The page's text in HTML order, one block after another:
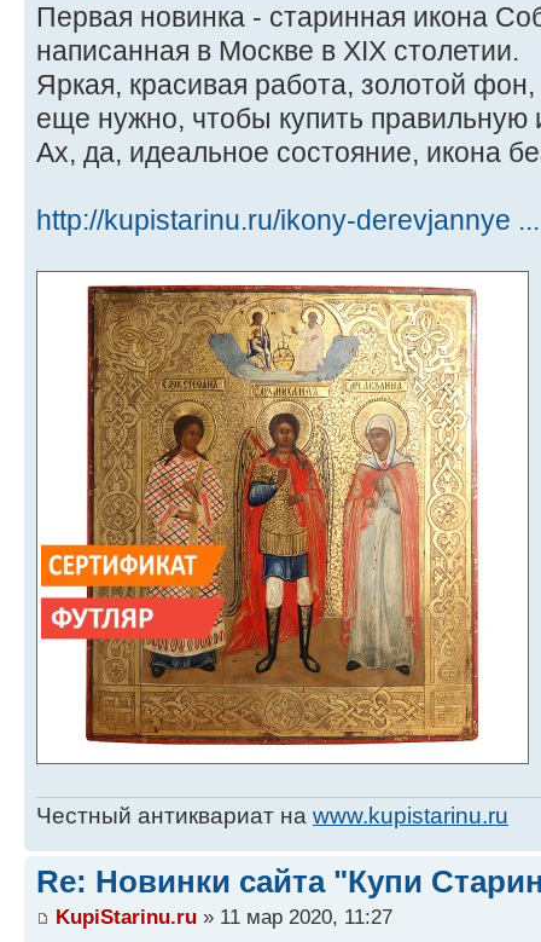
Первая новинка - старинная икона
написанная в Москве в XIX столетии.
Яркая, красивая работа, золотой
еще нужно, чтобы купить правильную
Ах, да, идеальное состояние, икона
http://kupistarinu.ru/ikony-derevjannye
Честный антиквариат на www.kupistarinu.ru
Re: Новинки сайта "Купи
KupiStarinu.ru » 11 мар 2020, 11:27